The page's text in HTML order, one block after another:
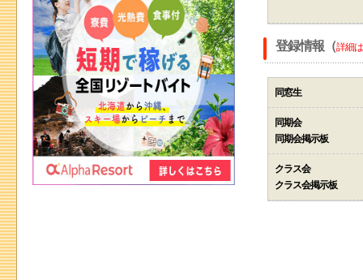
登録情報（詳細
同窓生
同期会
同期会掲示板
クラス会
クラス会掲示板